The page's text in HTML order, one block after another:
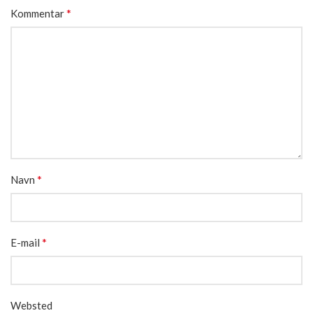
Kommentar*
Navn *
E-mail *
Websted